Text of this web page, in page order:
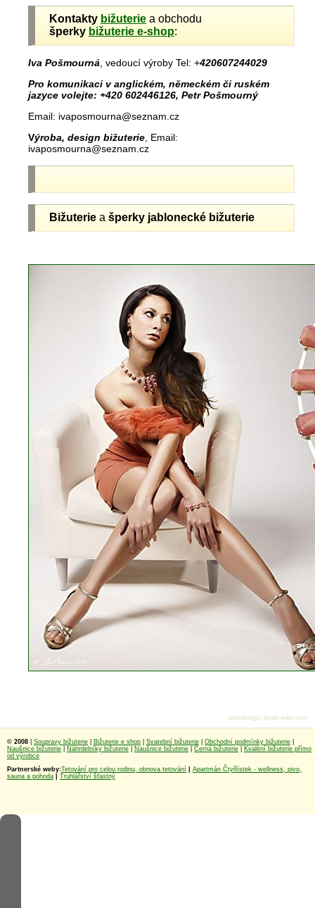
Kontakty bižuterie a obchodu
šperky bižuterie e-shop:
Iva Pošmourná , vedoucí výroby Tel: +420607244029
Pro komunikaci v anglickém, německém či ruském
jazyce volejte: +420 602446126, Petr Pošmourný
Email: ivaposmourna@seznam.cz
Výroba, design bižuterie , Email:
ivaposmourna@seznam.cz
Bižuterie a šperky jablonecké bižuterie
© 2008 Soupravy bižuterie Bižuterie e shop Svatební bižuterie Obchodní podmínky bižuterie
Naušnice bižuterie
Náhrdelníky bižuterie Naušnice bižuterie Černá bižuterie
Kvalitní bižuterie přímo
od výrobce
Partnerské weby:Tetování pro celou rodinu, obnova tetování
Apartmán Čtyřlístek - wellness, pivo,
sauna a pohoda
Truhlářství šťastný
webdesign: jezek-web.com